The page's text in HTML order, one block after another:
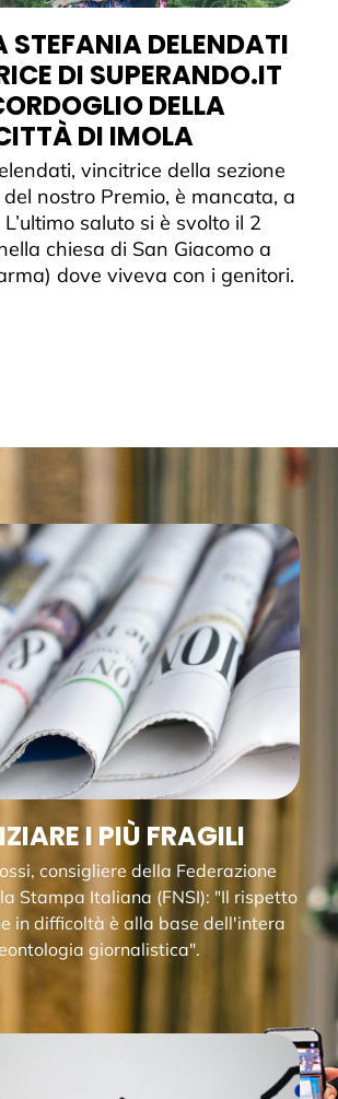
STEFANIA DELENDATI
DI SUPERANDO.IT
DELLA
DI IMOLA
vincitrice della sezione
nostro Premio, è mancata, a
saluto si è svolto il 2
chiesa di San Giacomo a
dove viveva con i genitori.
I PIÙ FRAGILI
consigliere della Federazione
Stampa Italiana (FNSI): "Il rispetto
in difficoltà è alla base dell'intera
giornalistica".